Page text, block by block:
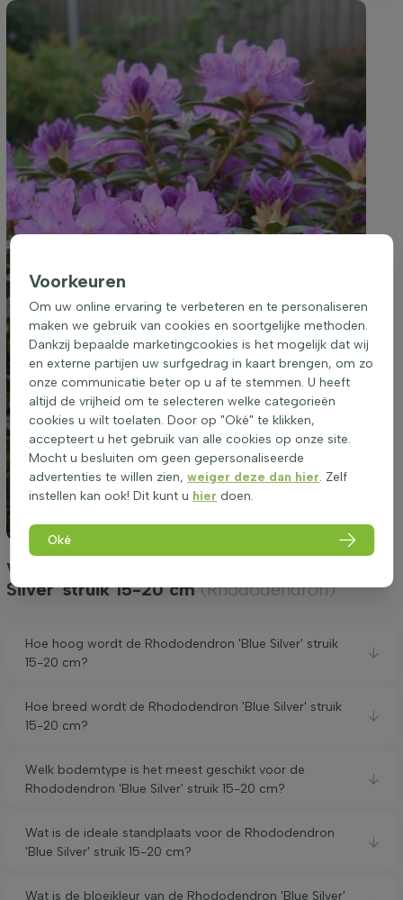
Veelgestelde vragen Rhododendron 'Blue
Silver' struik 15-20 cm(Rhododendron)
Hoe hoog wordt de Rhododendron 'Blue Silver' struik
15-20 cm?
Hoe breed wordt de Rhododendron 'Blue Silver' struik
15-20 cm?
Welk bodemtype is het meest geschikt voor de
Rhododendron 'Blue Silver' struik 15-20 cm?
Wat is de ideale standplaats voor de Rhododendron
'Blue Silver' struik 15-20 cm?
Wat is de bloeikleur van de Rhododendron 'Blue Silver'
Voorkeuren
Om uw online ervaring te verbeteren en te personaliseren
maken we gebruik van cookies en soortgelijke methoden.
Dankzij bepaalde marketingcookies is het mogelijk dat wij
en externe partijen uw surfgedrag in kaart brengen, om zo
onze communicatie beter op u af te stemmen. U heeft
altijd de vrijheid om te selecteren welke categorieën
cookies u wilt toelaten. Door op "Oké" te klikken,
accepteert u het gebruik van alle cookies op onze site.
Mocht u besluiten om geen gepersonaliseerde
advertenties te willen zien,weiger deze dan hier. Zelf
instellen kan ook! Dit kunt u hier doen.
Oké